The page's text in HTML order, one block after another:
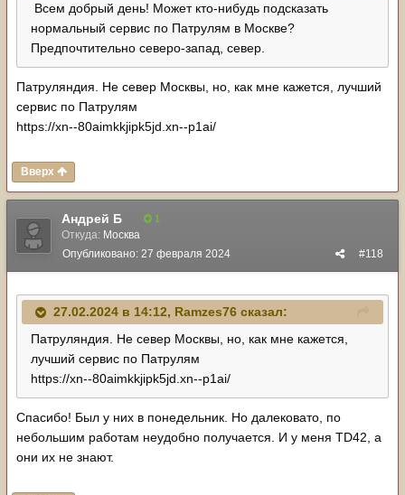
Всем добрый день! Может кто-нибудь подсказать
нормальный сервис по Патрулям в Москве?
Предпочтительно северо-запад, север.
Патруляндия. Не север Москвы, но, как мне кажется, лучший
сервис по Патрулям
https://xn--80aimkkjipk5jd.xn--p1ai/
Вверх
Андрей Б 1
Откуда: Москва
#118
Опубликовано: 27 февраля 2024
27.02.2024 в 14:12, Ramzes76 сказал:
Патруляндия. Не север Москвы, но, как мне кажется,
лучший сервис по Патрулям
https://xn--80aimkkjipk5jd.xn--p1ai/
Спасибо! Был у них в понедельник. Но далековато, по
небольшим работам неудобно получается. И у меня TD42, а
они их не знают.